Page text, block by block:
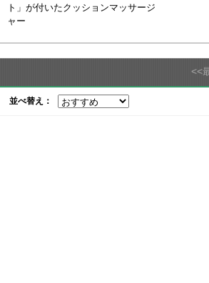
ト」が付いたクッションマッサージ
ャー
<<
並べ替え：